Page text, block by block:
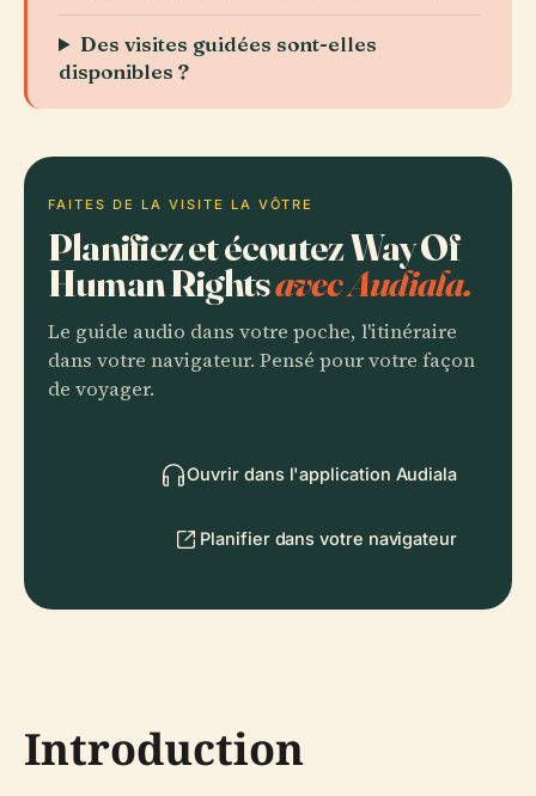
Des visites guidées sont-elles
disponibles ?
FAITES DE LA VISITE LA VÔTRE
Planifiez et écoutez Way Of
Human Rightsavec Audiala.
Le guide audio dans votre poche, l'itinéraire
dans votre navigateur. Pensé pour votre façon
de voyager.
Ouvrir dans l'application Audiala
Planifier dans votre navigateur
Introduction